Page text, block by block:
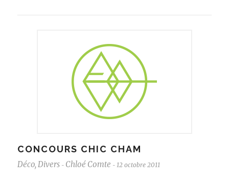
CONCOURS CHIC CHAM
Déco, Divers - Chloé Comte - 12 octobre 2011